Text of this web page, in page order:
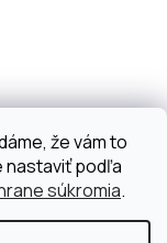
že vám to
nastaviť podľa
súkromia.